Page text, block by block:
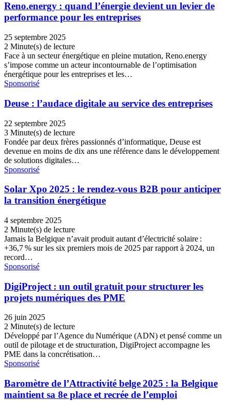
Reno.energy : quand l’énergie devient un levier de
performance pour les entreprises
25 septembre 2025
2 Minute(s) de lecture
Face à un secteur énergétique en pleine mutation, Reno.energy
s’impose comme un acteur incontournable de l’optimisation
énergétique pour les entreprises et les…
Sponsorisé
Deuse : l’audace digitale au service des entreprises
22 septembre 2025
3 Minute(s) de lecture
Fondée par deux frères passionnés d’informatique, Deuse est
devenue en moins de dix ans une référence dans le développement
de solutions digitales…
Sponsorisé
Solar Xpo 2025 : le rendez-vous B2B pour anticiper
la transition énergétique
4 septembre 2025
2 Minute(s) de lecture
Jamais la Belgique n’avait produit autant d’électricité solaire :
+36,7 % sur les six premiers mois de 2025 par rapport à 2024, un
record…
Sponsorisé
DigiProject : un outil gratuit pour structurer les
projets numériques des PME
26 juin 2025
2 Minute(s) de lecture
Développé par l’Agence du Numérique (ADN) et pensé comme un
outil de pilotage et de structuration, DigiProject accompagne les
PME dans la concrétisation…
Sponsorisé
Baromètre de l’Attractivité belge 2025 : la Belgique
maintient sa 8e place et recrée de l’emploi